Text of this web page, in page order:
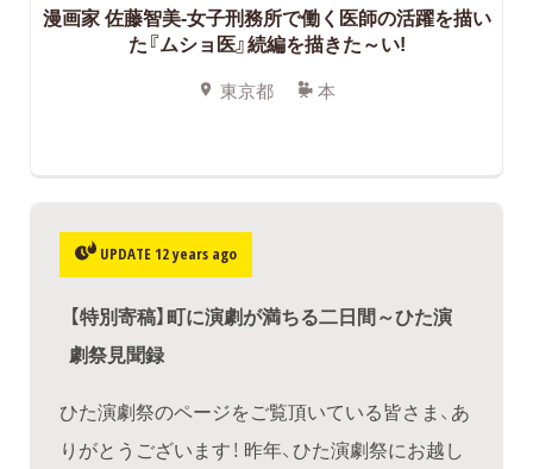
漫画家 佐藤智美-女子刑務所で働く医師の活躍を描い
た『ムショ医』続編を描きた～い!
東京都 本
UPDATE 12 years ago
【特別寄稿】町に演劇が満ちる二日間～ひた演
劇祭見聞録
ひた演劇祭のページをご覧頂いている皆さま、あ
りがとうございます！ 昨年、ひた演劇祭にお越し